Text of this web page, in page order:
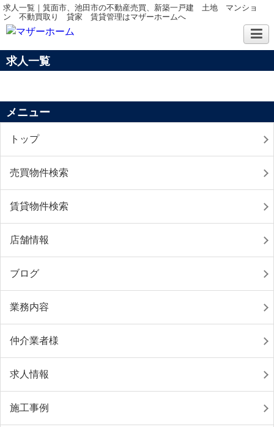
求人一覧｜箕面市、池田市の不動産売買、新築一戸建 土地 マンショ
ン 不動買取り 貸家 賃貸管理はマザーホームへ
求人一覧
メニュー
トップ
売買物件検索
賃貸物件検索
店舗情報
ブログ
業務内容
仲介業者様
求人情報
施工事例